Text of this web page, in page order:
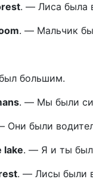
. — Лиса была
. — Мальчик
большим.
. — Мы были
Они были
lake. — Я и ты
. — Лисы были